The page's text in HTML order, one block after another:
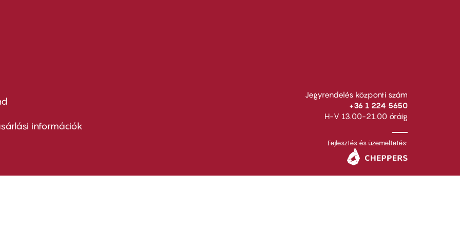
információk
Jegyrendelés központi szám
+36 1 224 5650
H-V 13.00-21.00 óráig
Fejlesztés és üzemeltetés: